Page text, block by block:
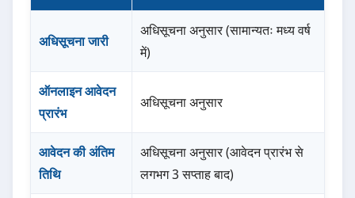
अधिसूचना जारी
अधिसूचना अनुसार (सामान्यतः मध्य वर्ष
में)
ऑनलाइन आवेदन
प्रारंभ
अधिसूचना अनुसार
आवेदन की अंतिम
तिथि
अधिसूचना अनुसार (आवेदन प्रारंभ से
लगभग 3 सप्ताह बाद)